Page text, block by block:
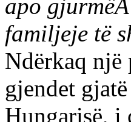
apo
familjeje të
Ndërkaq një
gjendet
Hungarisë, i